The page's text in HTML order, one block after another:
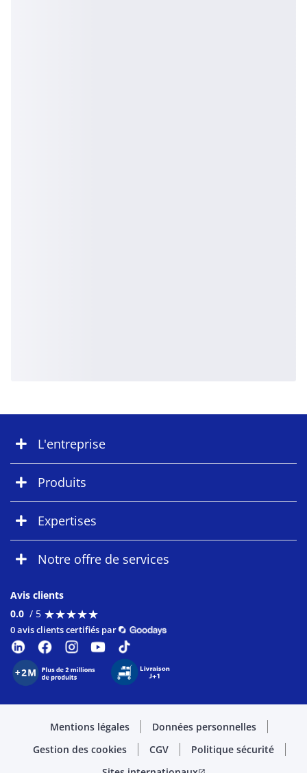
L'entreprise
Produits
Expertises
Notre offre de services
Avis clients
0.0 / 5 ★★★★★
★★★★★
0 avis clients certifiés par
Mentions légales
Données personnelles
Gestion des cookies
CGV
Politique sécurité